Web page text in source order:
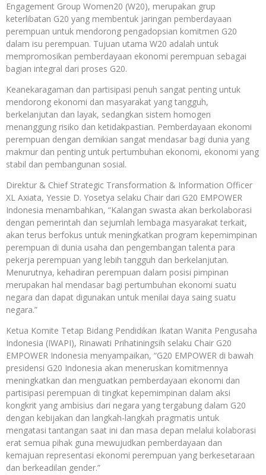
Engagement Group Women20 (W20), merupakan grup
keterlibatan G20 yang membentuk jaringan pemberdayaan
perempuan untuk mendorong pengadopsian komitmen G20
dalam isu perempuan. Tujuan utama W20 adalah untuk
mempromosikan pemberdayaan ekonomi perempuan sebagai
bagian integral dari proses G20.
Keanekaragaman dan partisipasi penuh sangat penting untuk
mendorong ekonomi dan masyarakat yang tangguh,
berkelanjutan dan layak, sedangkan sistem homogen
menanggung risiko dan ketidakpastian. Pemberdayaan ekonomi
perempuan dengan demikian sangat mendasar bagi dunia yang
makmur dan penting untuk pertumbuhan ekonomi, ekonomi yang
stabil dan pembangunan sosial.
Direktur & Chief Strategic Transformation & Information Officer
XL Axiata, Yessie D. Yosetya selaku Chair dari G20 EMPOWER
Indonesia menambahkan, “Kalangan swasta akan berkolaborasi
dengan pemerintah dan sejumlah lembaga masyarakat terkait,
akan terus berfokus untuk meningkatkan program kepemimpinan
perempuan di dunia usaha dan pengembangan talenta para
pekerja perempuan yang lebih tangguh dan berkelanjutan.
Menurutnya, kehadiran perempuan dalam posisi pimpinan
merupakan hal mendasar bagi pertumbuhan ekonomi suatu
negara dan dapat digunakan untuk menilai daya saing suatu
negara.”
Ketua Komite Tetap Bidang Pendidikan Ikatan Wanita Pengusaha
Indonesia (IWAPI), Rinawati Prihatiningsih selaku Chair G20
EMPOWER Indonesia menyampaikan, “G20 EMPOWER di bawah
presidensi G20 Indonesia akan meneruskan komitmennya
meningkatkan dan menguatkan pemberdayaan ekonomi dan
partisipasi perempuan di tingkat kepemimpinan dalam aksi
kongkrit yang ambisius dari negara yang tergabung dalam G20
dengan kebijakan dan langkah-langkah pragmatis untuk
mengatasi tantangan saat ini dan masa depan melalui kolaborasi
erat semua pihak guna mewujudkan pemberdayaan dan
kemajuan representasi ekonomi perempuan yang berkesetaraan
dan berkeadilan gender.”